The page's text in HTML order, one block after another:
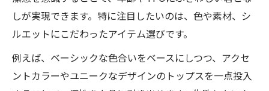
しが実現できます。特に注目したいのは、色や素材、シ
ルエットにこだわったアイテム選びです。
例えば、ベーシックな色合いをベースにしつつ、アクセ
ントカラーやユニークなデザインのトップスを一点投入